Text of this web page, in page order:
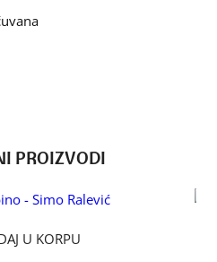
PROIZVODI
U KORPU